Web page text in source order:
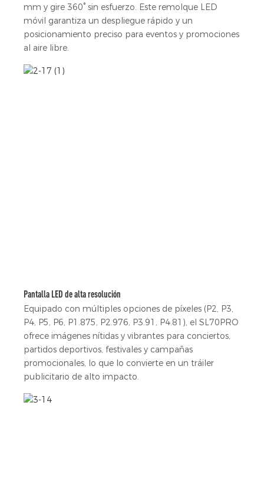
mm y gire 360° sin esfuerzo. Este remolque LED
móvil garantiza un despliegue rápido y un
posicionamiento preciso para eventos y promociones
al aire libre.
Pantalla LED de alta resolución
Equipado con múltiples opciones de píxeles (P2, P3,
P4, P5, P6, P1.875, P2.976, P3.91, P4.81), el SL70PRO
ofrece imágenes nítidas y vibrantes para conciertos,
partidos deportivos, festivales y campañas
promocionales, lo que lo convierte en un tráiler
publicitario de alto impacto.